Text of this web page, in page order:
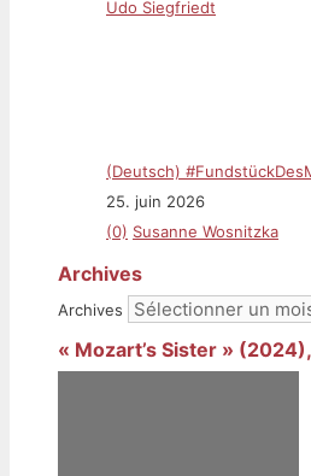
(Deutsch)
25. juin 2026
(0) Susanne Wosnitzka
Archives
Archives
« Mozart’s Sister »